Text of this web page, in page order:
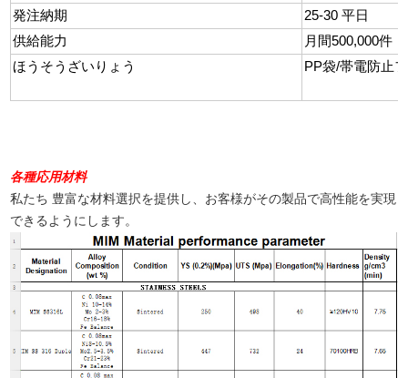
発注納期 25-30 平日
供給能力
月間500,000件
ほうそうざいりょう
PP袋/帯電防止
各種応用材料
私たち 豊富な材料選択を提供し、お客様がその製品で高性能を実現
できるようにします。